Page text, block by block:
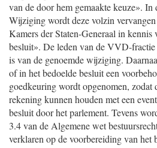
van de door hem gemaakte keuze». In
Wijziging wordt deze volzin
Kamers der Staten-Generaal in kennis
besluit». De leden van de VVD-
is van de genoemde wijziging.
of in het bedoelde besluit een
goedkeuring wordt opgenomen, zodat
rekening kunnen houden met een
besluit door het parlement. Tevens
3.4 van de Algemene wet
verklaren op de voorbereiding van het